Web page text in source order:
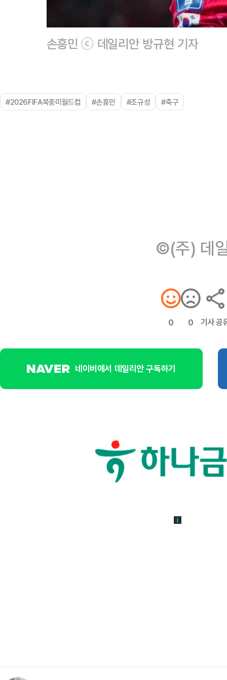
손흥민 ⓒ 데일리안 방규현 기자
#2026FIFA북중미월드컵 #손흥민 #조규성 #축구
©(주) 데
0 0 기사 공
네이버에서 데일리안 구독하기